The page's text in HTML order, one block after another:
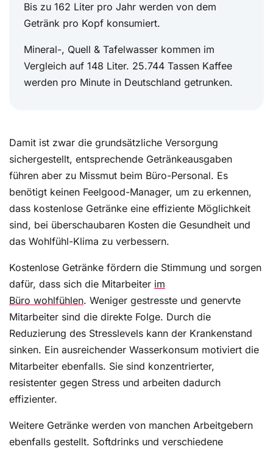
Bis zu 162 Liter pro Jahr werden von dem
Getränk pro Kopf konsumiert.
Mineral-, Quell & Tafelwasser kommen im
Vergleich auf 148 Liter. 25.744 Tassen Kaffee
werden pro Minute in Deutschland getrunken.
Damit ist zwar die grundsätzliche Versorgung
sichergestellt, entsprechende Getränkeausgaben
führen aber zu Missmut beim Büro-Personal. Es
benötigt keinen Feelgood-Manager, um zu erkennen,
dass kostenlose Getränke eine effiziente Möglichkeit
sind, bei überschaubaren Kosten die Gesundheit und
das Wohlfühl-Klima zu verbessern.
Kostenlose Getränke fördern die Stimmung und sorgen
dafür, dass sich die Mitarbeiter im
Büro wohlfühlen. Weniger gestresste und genervte
Mitarbeiter sind die direkte Folge. Durch die
Reduzierung des Stresslevels kann der Krankenstand
sinken. Ein ausreichender Wasserkonsum motiviert die
Mitarbeiter ebenfalls. Sie sind konzentrierter,
resistenter gegen Stress und arbeiten dadurch
effizienter.
Weitere Getränke werden von manchen Arbeitgebern
ebenfalls gestellt. Softdrinks und verschiedene